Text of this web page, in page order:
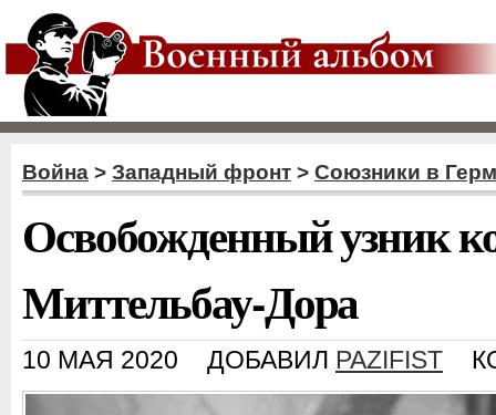
Война > Западный фронт > Союзники в
Освобожденный узник
Миттельбау-Дора
10 МАЯ 2020 ДОБАВИЛ PAZIFIST